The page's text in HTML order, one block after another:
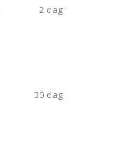
2 dag
30 dag